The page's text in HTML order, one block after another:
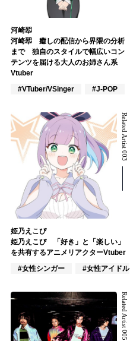
河崎翆
河崎翆 癒しの配信から界隈の分析
まで 独自のスタイルで幅広いコン
テンツを届ける大人のお姉さん系
Vtuber
#VTuber/VSinger
#J-POP
Related Artist 003
姫乃えこぴ
姫乃えこぴ 「好き」と「楽しい」
を共有するアニメリアクターVtuber
#女性シンガー
#女性アイドル
Related Artist 005